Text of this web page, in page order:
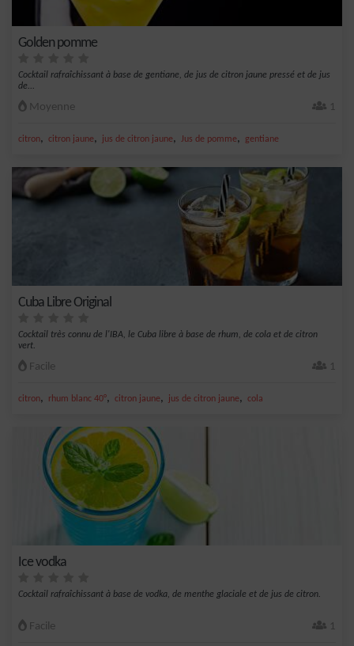
Golden pomme
Cocktail rafraîchissant à base de gentiane, de jus de citron jaune pressé et de jus
de...
Moyenne 1
citron, citron jaune, jus de citron jaune, Jus de pomme, gentiane
Cuba Libre Original
Cocktail très connu de l'IBA, le Cuba libre à base de rhum, de cola et de citron
vert.
Facile 1
citron, rhum blanc 40°, citron jaune, jus de citron jaune, cola
Ice vodka
Cocktail rafraîchissant à base de vodka, de menthe glaciale et de jus de citron.
Facile 1